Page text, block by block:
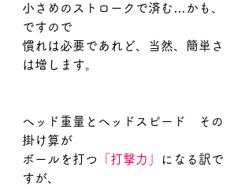
小さめのストロークで済む…かも、
ですので
慣れは必要であれど、当然、簡単さ
は増します。
ヘッド重量とヘッドスピード　その
掛け算が
ボールを打つ 「打撃力」
になる訳で
すが、